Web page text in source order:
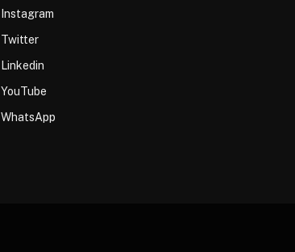
Instagram
Twitter
Linkedin
YouTube
WhatsApp